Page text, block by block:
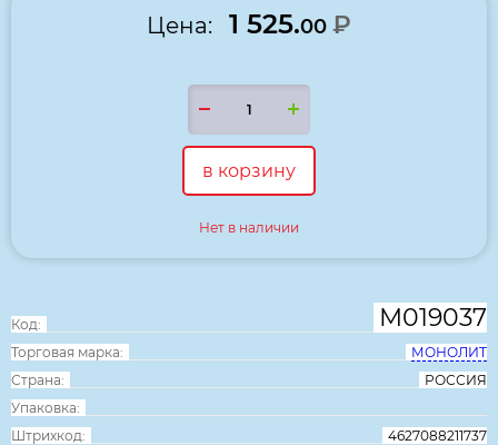
Код: М019037
Торговая марка:
МОНОЛИТ
Страна:
РОССИЯ
Упаковка:
Штрихкод:
4627088211737
Цена: 1 525.00 ₽
в корзину
Нет в наличии